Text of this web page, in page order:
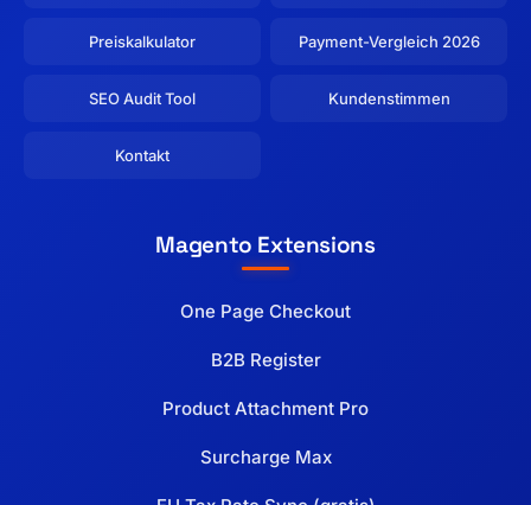
Preiskalkulator Payment-Vergleich 2026
SEO Audit Tool Kundenstimmen
Kontakt
Magento Extensions
One Page Checkout
B2B Register
Product Attachment Pro
Surcharge Max